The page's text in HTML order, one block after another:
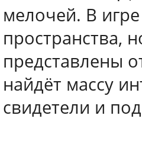
мелочей. В
пространства,
представлены
найдёт массу
свидетели и